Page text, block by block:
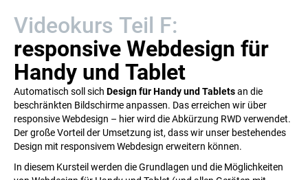
Videokurs Teil F:
responsive Webdesign für
Handy und Tablet
Automatisch soll sich Design für Handy und Tabletsan die
beschränkten Bildschirme anpassen. Das erreichen wir über
responsive Webdesign – hier wird die Abkürzung RWD verwendet.
Der große Vorteil der Umsetzung ist, dass wir unser bestehendes
Design mit responsivem Webdesign erweitern können.
In diesem Kursteil werden die Grundlagen und die Möglichkeiten